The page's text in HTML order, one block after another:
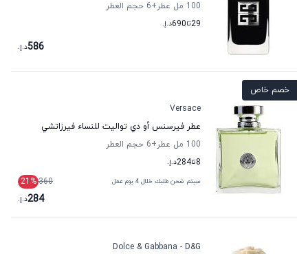
100 مل عطر
+6
حجم العطر
29تا690د.إ.
586د.إ.
خصم خاص
Versace
عطر فيرسنس أو دي تواليت للنساء فيرزاتشي
100 مل عطر
+6
حجم العطر
8تا284د.إ.
سيتم شحن طلبك خلال 4 يوم عمل 360
21 %
284د.إ.
Dolce & Gabbana - D&G